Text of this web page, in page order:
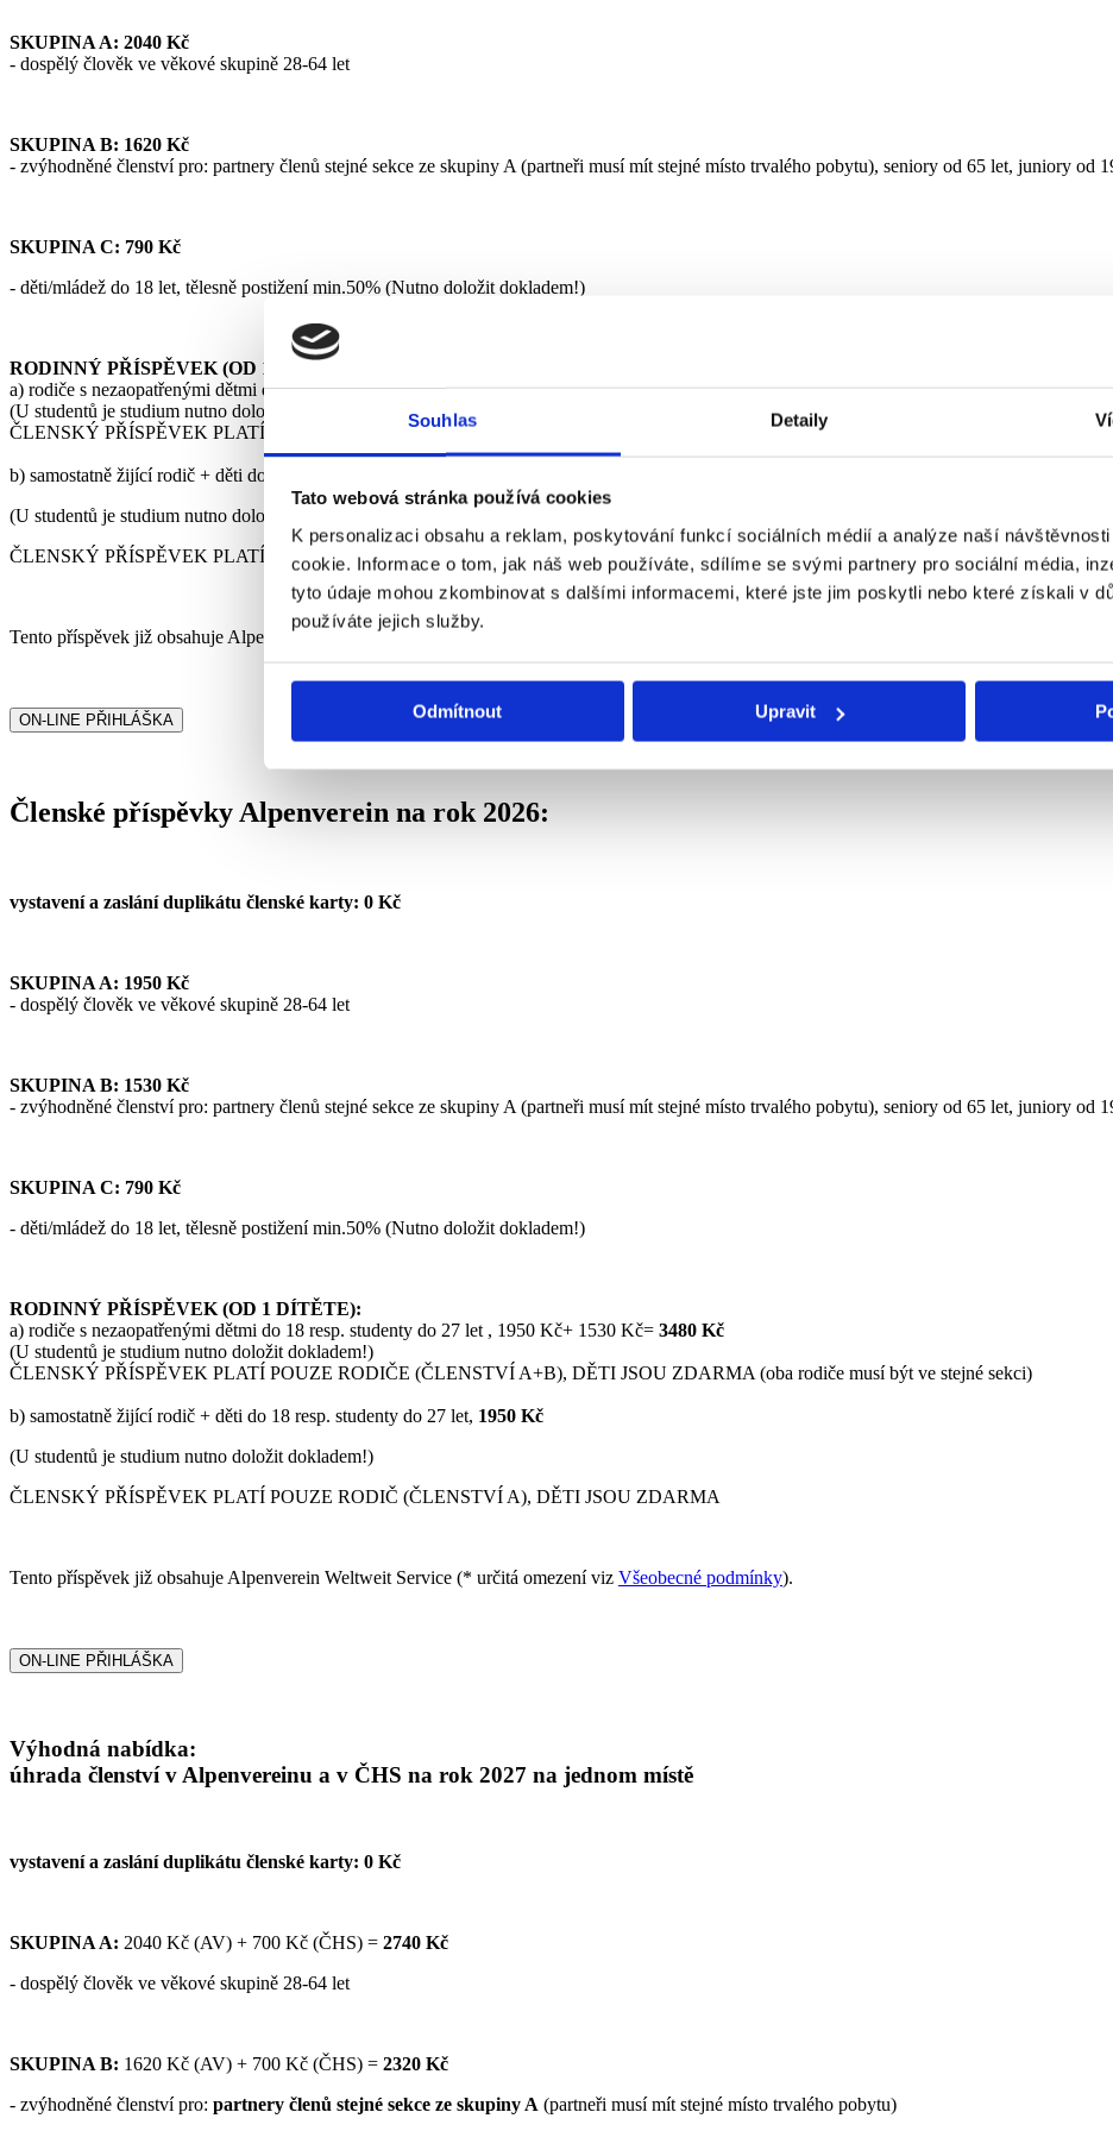
Souhlas Detaily
Tato webová stránka používá cookies
K personalizaci obsahu a reklam, poskytování funkcí sociálních médií a analýze naší
cookie. Informace o tom, jak náš web používáte, sdílíme se svými partnery pro sociální média,
tyto údaje mohou zkombinovat s dalšími informacemi, které jste jim poskytli nebo které získali v
používáte jejich služby.
Odmítnout Upravit
SKUPINA A: 2040 Kč
- dospělý člověk ve věkové skupině 28-64 let
SKUPINA B: 1620 Kč
- zvýhodněné členství pro: partnery členů stejné sekce ze skupiny A (partneři musí mít stejné místo trvalého pobytu), seniory od 65 let, juniory od
SKUPINA C: 790 Kč
- děti/mládež do 18 let, tělesně postižení min.50% (Nutno doložit dokladem!)
RODINNÝ PŘÍSPĚVEK (OD 1 DÍTĚTE):
a) rodiče s nezaopatřenými dětmi do 18 resp. studenty do 27 let , 2040 Kč + 1620 Kč =3660 Kč
(U studentů je studium nutno doložit dokladem!)
ČLENSKÝ PŘÍSPĚVEK PLATÍ POUZE RODIČE (ČLENSTVÍ A+B), DĚTI JSOU ZDARMA (oba rodiče musí být ve stejné sekci)
b) samostatně žijící rodič + děti do 18 resp. studenty do 27 let,
(U studentů je studium nutno doložit dokladem!)
ČLENSKÝ PŘÍSPĚVEK PLATÍ POUZE RODIČ (ČLENSTVÍ A), DĚTI JSOU ZDARMA
Tento příspěvek již obsahuje Alpenverein Weltweit Service (* určitá omezení viz
ON-LINE PŘIHLÁŠKA
Členské příspěvky Alpenverein na rok 2026:
vystavení a zaslání duplikátu členské karty: 0 Kč
SKUPINA A: 1950 Kč
- dospělý člověk ve věkové skupině 28-64 let
SKUPINA B: 1530 Kč
- zvýhodněné členství pro: partnery členů stejné sekce ze skupiny A (partneři musí mít stejné místo trvalého pobytu), seniory od 65 let, juniory od
SKUPINA C: 790 Kč
- děti/mládež do 18 let, tělesně postižení min.50% (Nutno doložit dokladem!)
RODINNÝ PŘÍSPĚVEK (OD 1 DÍTĚTE):
a) rodiče s nezaopatřenými dětmi do 18 resp. studenty do 27 let , 1950 Kč+ 1530 Kč= 3480 Kč
(U studentů je studium nutno doložit dokladem!)
ČLENSKÝ PŘÍSPĚVEK PLATÍ POUZE RODIČE (ČLENSTVÍ A+B), DĚTI JSOU ZDARMA (oba rodiče musí být ve stejné sekci)
b) samostatně žijící rodič + děti do 18 resp. studenty do 27 let, 1950 Kč
(U studentů je studium nutno doložit dokladem!)
ČLENSKÝ PŘÍSPĚVEK PLATÍ POUZE RODIČ (ČLENSTVÍ A), DĚTI JSOU ZDARMA
Tento příspěvek již obsahuje Alpenverein Weltweit Service (* určitá omezení viz Všeobecné podmínky).
ON-LINE PŘIHLÁŠKA
Výhodná nabídka:
úhrada členství v Alpenvereinu a v ČHS na rok 2027 na jednom místě
vystavení a zaslání duplikátu členské karty: 0 Kč
SKUPINA A: 2040 Kč (AV) + 700 Kč (ČHS) = 2740 Kč
- dospělý člověk ve věkové skupině 28-64 let
SKUPINA B: 1620 Kč (AV) + 700 Kč (ČHS) = 2320 Kč
- zvýhodněné členství pro: partnery členů stejné sekce ze skupiny A (partneři musí mít stejné místo trvalého pobytu)